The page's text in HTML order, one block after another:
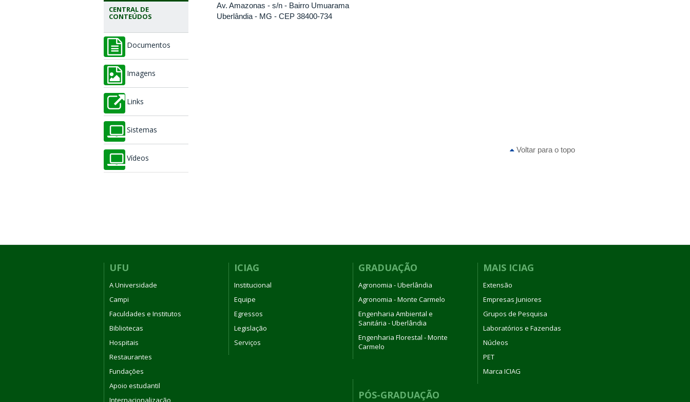
CENTRAL DE
CONTEÚDOS
Documentos
Imagens
Links
Sistemas
Vídeos
Av. Amazonas - s/n - Bairro Umuarama
Uberlândia - MG - CEP 38400-734
Voltar para o topo
UFU
A Universidade
Campi
Faculdades e Institutos
Bibliotecas
Hospitais
Restaurantes
Fundações
Apoio estudantil
Internacionalização
ICIAG
Institucional
Equipe
Egressos
Legislação
Serviços
GRADUAÇÃO
Agronomia - Uberlândia
Agronomia - Monte Carmelo
Engenharia Ambiental e
Sanitária - Uberlândia
Engenharia Florestal - Monte
Carmelo
PÓS-GRADUAÇÃO
MAIS ICIAG
Extensão
Empresas Juniores
Grupos de Pesquisa
Laboratórios e Fazendas
Núcleos
PET
Marca ICIAG